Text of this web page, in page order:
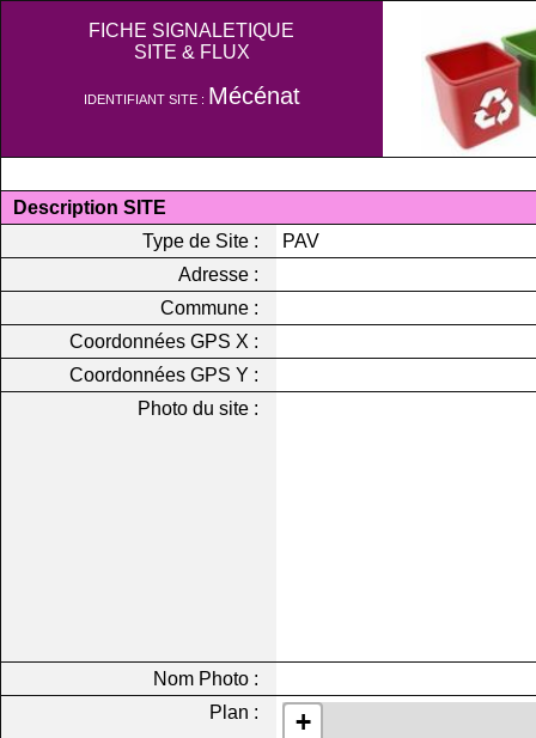
FICHE SIGNALETIQUE
SITE & FLUX
IDENTIFIANT SITE : Mécénat
Description SITE
Type de Site :
PAV
Adresse :
Commune :
Coordonnées GPS X :
Coordonnées GPS Y :
Photo du site :
Nom Photo :
Plan :
+